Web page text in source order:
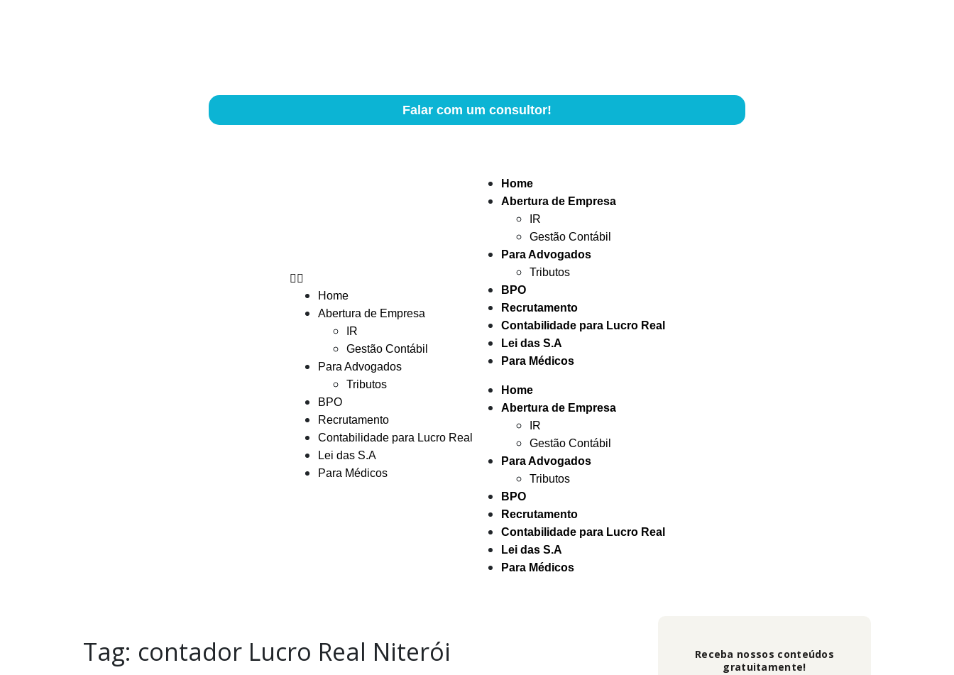
Falar com um consultor!
Home
Abertura de Empresa
IR
Gestão Contábil
Para Advogados
Tributos
BPO
Recrutamento
Contabilidade para Lucro Real
Lei das S.A
Para Médicos
Home
Abertura de Empresa
IR
Gestão Contábil
Para Advogados
Tributos
BPO
Recrutamento
Contabilidade para Lucro Real
Lei das S.A
Para Médicos
Home
Abertura de Empresa
IR
Gestão Contábil
Para Advogados
Tributos
BPO
Recrutamento
Contabilidade para Lucro Real
Lei das S.A
Para Médicos
Tag: contador Lucro Real Niterói
Receba nossos conteúdos
gratuitamente!